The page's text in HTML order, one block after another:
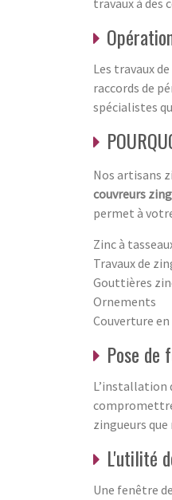
travaux à des
Les travaux
raccords de
spécialistes
Nos artisans
couvreurs
permet à
Zinc à
Travaux de
Gouttières
Ornements
Couverture
Pose
L’installation
zingueurs
L'utilité
Une fenêtre